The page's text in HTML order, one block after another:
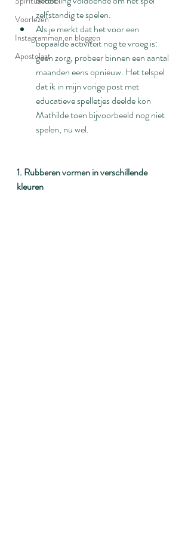
Voorlezen
Instagrammen en bloggen
Apostolaat
zelfstandig te spelen.
Als je merkt dat het voor een
bepaalde activiteit nog te vroeg is:
geen zorg, probeer binnen een aantal
maanden eens opnieuw. Het telspel
dat ik in mijn vorige post met
educatieve spelletjes deelde kon
Mathilde toen bijvoorbeeld nog niet
spelen, nu wel.
1. Rubberen vormen in verschillende
kleuren